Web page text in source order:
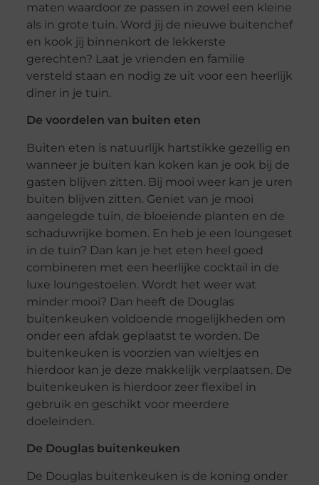
maten waardoor ze passen in zowel een kleine
als in grote tuin. Word jij de nieuwe buitenchef
en kook jij binnenkort de lekkerste
gerechten? Laat je vrienden en familie
versteld staan en nodig ze uit voor een heerlijk
diner in je tuin.
De voordelen van buiten eten
Buiten eten is natuurlijk hartstikke gezellig en
wanneer je buiten kan koken kan je ook bij de
gasten blijven zitten. Bij mooi weer kan je uren
buiten blijven zitten. Geniet van je mooi
aangelegde tuin, de bloeiende planten en de
schaduwrijke bomen. En heb je een loungeset
in de tuin? Dan kan je het eten heel goed
combineren met een heerlijke cocktail in de
luxe loungestoelen. Wordt het weer wat
minder mooi? Dan heeft de Douglas
buitenkeuken voldoende mogelijkheden om
onder een afdak geplaatst te worden. De
buitenkeuken is voorzien van wieltjes en
hierdoor kan je deze makkelijk verplaatsen. De
buitenkeuken is hierdoor zeer flexibel in
gebruik en geschikt voor meerdere
doeleinden.
De Douglas buitenkeuken
De Douglas buitenkeuken is de koning onder